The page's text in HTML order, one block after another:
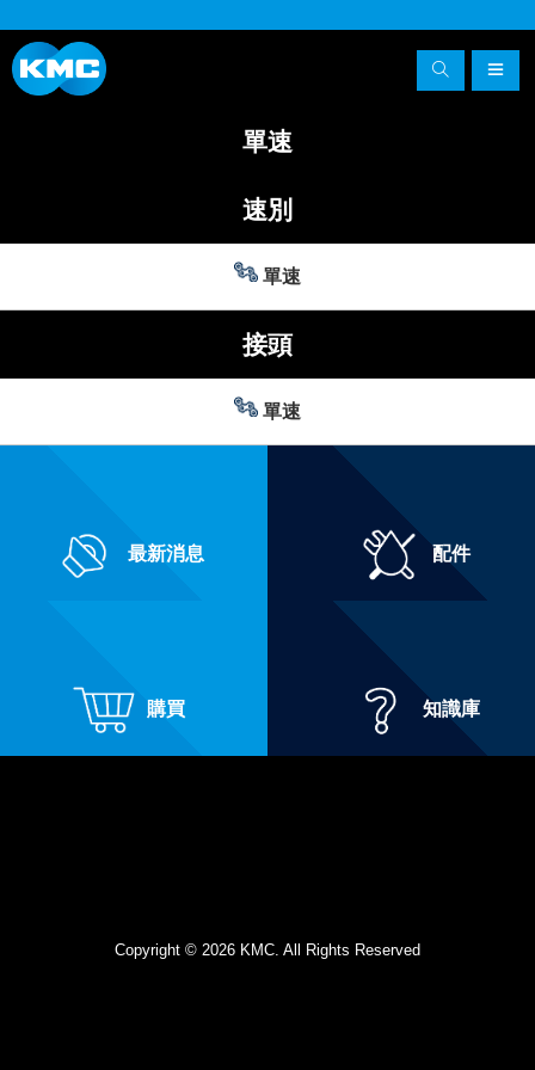
單速
速別
單速
接頭
單速
最新消息 配件
購買 知識庫
Copyright © 2026 KMC. All Rights Reserved